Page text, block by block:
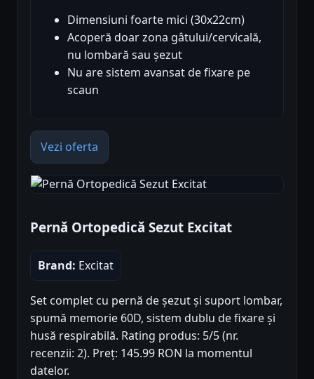
Dimensiuni foarte mici (30x22cm)
Acoperă doar zona gâtului/cervicală,
nu lombară sau șezut
Nu are sistem avansat de fixare pe
scaun
Vezi oferta
Pernă Ortopedică Sezut Excitat
Brand: Excitat
Set complet cu pernă de șezut și suport lombar,
spumă memorie 60D, sistem dublu de fixare și
husă respirabilă. Rating produs: 5/5 (nr.
recenzii: 2). Preț: 145.99 RON la momentul
datelor.